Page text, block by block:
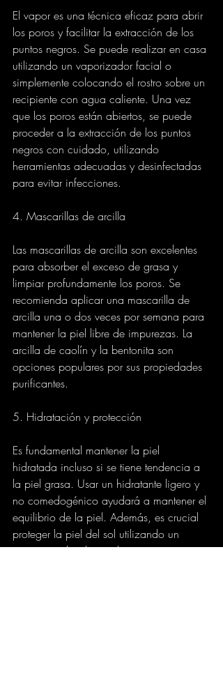
El vapor es una técnica eficaz para abrir
los poros y facilitar la extracción de los
puntos negros. Se puede realizar en casa
utilizando un vaporizador facial o
simplemente colocando el rostro sobre un
recipiente con agua caliente. Una vez
que los poros están abiertos, se puede
proceder a la extracción de los puntos
negros con cuidado, utilizando
herramientas adecuadas y desinfectadas
para evitar infecciones.
4. Mascarillas de arcilla
Las mascarillas de arcilla son excelentes
para absorber el exceso de grasa y
limpiar profundamente los poros. Se
recomienda aplicar una mascarilla de
arcilla una o dos veces por semana para
mantener la piel libre de impurezas. La
arcilla de caolín y la bentonita son
opciones populares por sus propiedades
purificantes.
5. Hidratación y protección
Es fundamental mantener la piel
hidratada incluso si se tiene tendencia a
la piel grasa. Usar un hidratante ligero y
no comedogénico ayudará a mantener el
equilibrio de la piel. Además, es crucial
proteger la piel del sol utilizando un
protector solar de amplio espectro, ya